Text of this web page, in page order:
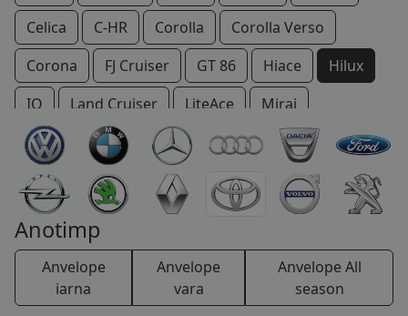
B2B - COLABORARE COMPANII
CONT
CONTACT
COS (0 PRODUSE)
Celica
C-HR Corolla
Corolla Verso
Corona
FJ Cruiser GT 86 Hiace
Hilux
IQ
Land Cruiser LiteAce
Mirai
Modell F
MR Paseo Picnic
Previa
Prius
Proace RAV 4 Starlet
Supra
Urban Cruiser
Verso Yaris Verso
Anotimp
Anvelope
iarna
Anvelope
vara
Anvelope All
season